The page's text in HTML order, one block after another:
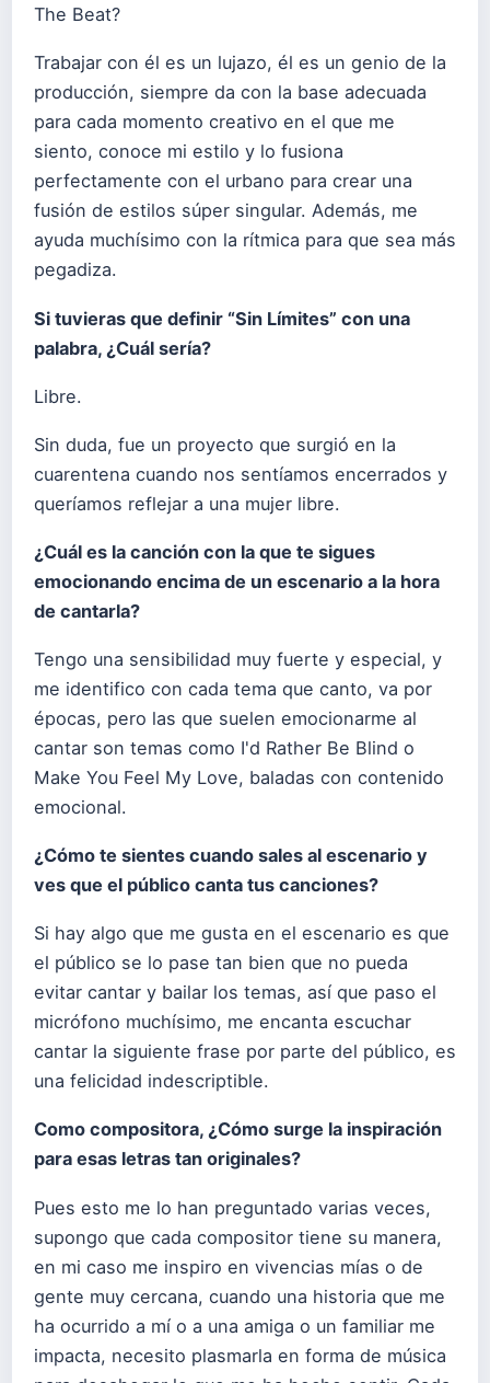
The Beat?
Trabajar con él es un lujazo, él es un genio de la
producción, siempre da con la base adecuada
para cada momento creativo en el que me
siento, conoce mi estilo y lo fusiona
perfectamente con el urbano para crear una
fusión de estilos súper singular. Además, me
ayuda muchísimo con la rítmica para que sea más
pegadiza.
Si tuvieras que definir “Sin Límites” con una
palabra, ¿Cuál sería?
Libre.
Sin duda, fue un proyecto que surgió en la
cuarentena cuando nos sentíamos encerrados y
queríamos reflejar a una mujer libre.
¿Cuál es la canción con la que te sigues
emocionando encima de un escenario a la hora
de cantarla?
Tengo una sensibilidad muy fuerte y especial, y
me identifico con cada tema que canto, va por
épocas, pero las que suelen emocionarme al
cantar son temas como I'd Rather Be Blind o
Make You Feel My Love, baladas con contenido
emocional.
¿Cómo te sientes cuando sales al escenario y
ves que el público canta tus canciones?
Si hay algo que me gusta en el escenario es que
el público se lo pase tan bien que no pueda
evitar cantar y bailar los temas, así que paso el
micrófono muchísimo, me encanta escuchar
cantar la siguiente frase por parte del público, es
una felicidad indescriptible.
Como compositora, ¿Cómo surge la inspiración
para esas letras tan originales?
Pues esto me lo han preguntado varias veces,
supongo que cada compositor tiene su manera,
en mi caso me inspiro en vivencias mías o de
gente muy cercana, cuando una historia que me
ha ocurrido a mí o a una amiga o un familiar me
impacta, necesito plasmarla en forma de música